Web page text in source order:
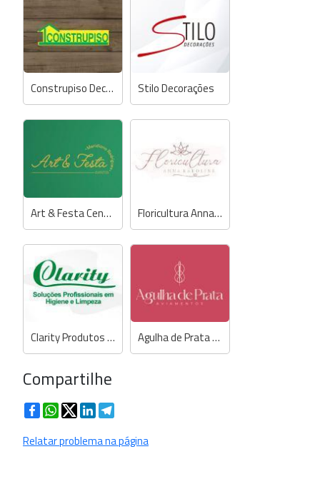
Construpiso Decorações Stilo Decorações
Art & Festa Centro de Eventos Floricultura Anna Karoline
Clarity Produtos de Limpeza Agulha de Prata Aviamentos
Compartilhe
FacebookWhatsApp
TwitterLinkedIn
Relatar problema na página